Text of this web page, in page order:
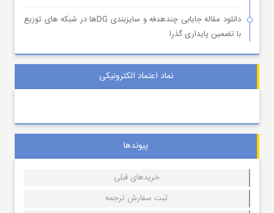
دانلود مقاله جایابی چندهدفه و سایزبندی DGها در شبکه های توزیع
با تضمین پایداری گذرا
نماد اعتماد الکترونیکی
پیوندها
خریدهای قبلی
ثبت سفارش ترجمه